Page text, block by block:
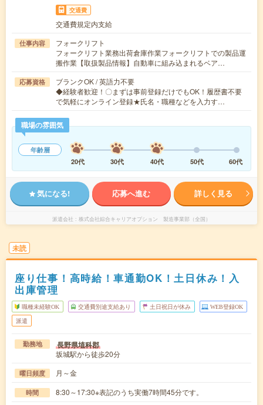
交通費
交通費規定内支給
仕事内容
フォークリフト
フォークリフト業務出荷倉庫作業フォークリフトでの製品運
搬作業【取扱製品情報】自動車に組み込まれるベア…
応募資格
ブランクOK / 英語力不要
◆経験者歓迎！〇まずは事前登録だけでもOK！履歴書不要
で気軽にオンライン登録★氏名・職種などを入力す…
職場の雰囲気
年齢層
20代
30代 40代 50代 60代
気になる! 応募へ進む 詳しく見る
派遣会社 株式会社綜合キャリアオプション 製造事業部（全国）
未読
座り仕事！高時給！車通勤OK！土日休み！入
出庫管理
職種未経験OK 交通費別途支給あり 土日祝日が休み WEB登録OK
派遣
勤務地 長野県埴科郡
坂城駅から徒歩20分
曜日頻度 月～金
時間 8:30～17:30※表記のうち実働7時間45分です。